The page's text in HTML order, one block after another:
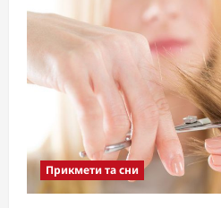
довше
були
свіжими
Прикмети та сни